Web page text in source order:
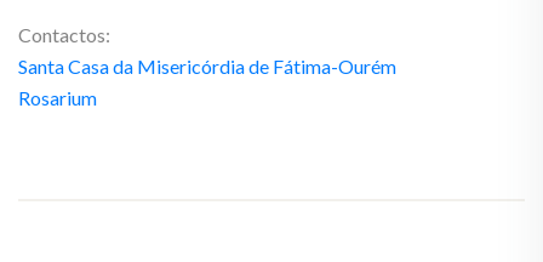
Contactos:
Santa Casa da Misericórdia de Fátima-Ourém
Rosarium